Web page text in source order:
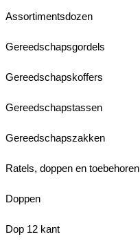
Assortimentsdozen
Gereedschapsgordels
Gereedschapskoffers
Gereedschapstassen
Gereedschapszakken
Ratels, doppen en toebehoren
Doppen
Dop 12 kant